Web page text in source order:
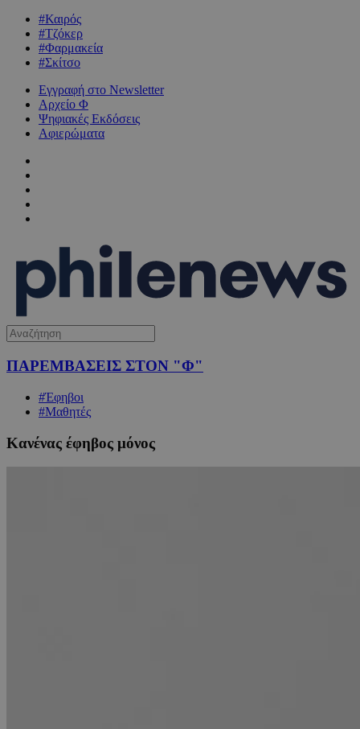
#Καιρός
#Τζόκερ
#Φαρμακεία
#Σκίτσο
Εγγραφή στο Newsletter
Αρχείο Φ
Ψηφιακές Εκδόσεις
Αφιερώματα
ΠΑΡΕΜΒΑΣΕΙΣ ΣΤΟΝ "Φ"
#Έφηβοι
#Μαθητές
Κανένας έφηβος μόνος